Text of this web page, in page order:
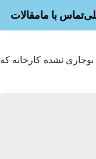
تماس با مامقالات
نشده کارخانه که